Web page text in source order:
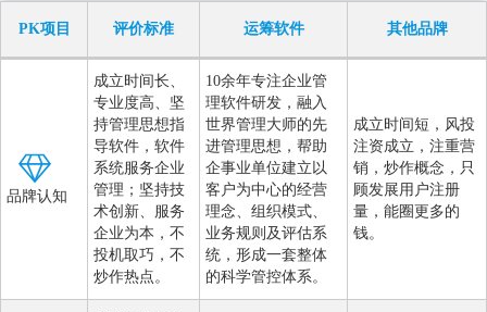
PK项目 评价标准 运筹软件 其他品牌
品牌认知
成立时间长、
专业度高、坚
持管理思想指
导软件，软件
系统服务企业
管理；坚持技
术创新、服务
企业为本，不
投机取巧，不
炒作热点。
10余年专注企业管
理软件研发，融入
世界管理大师的先
进管理思想，帮助
企事业单位建立以
客户为中心的经营
理念、组织模式、
业务规则及评估系
统，形成一套整体
的科学管控体系。
成立时间短，风投
注资成立，注重营
销，炒作概念，只
顾发展用户注册
量，能圈更多的
钱。